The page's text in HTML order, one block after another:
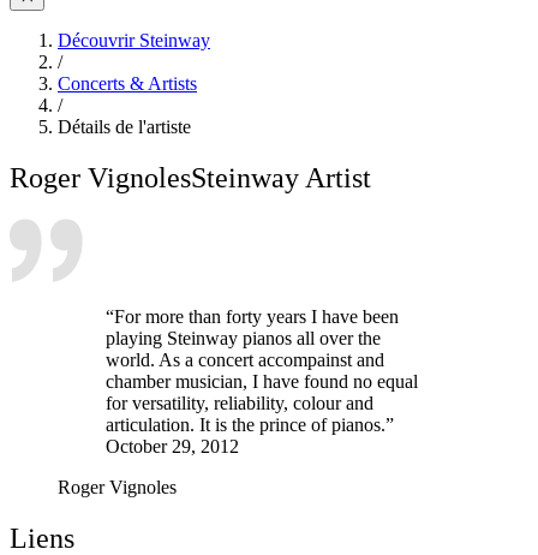
Découvrir Steinway
/
Concerts & Artists
/
Détails de l'artiste
Roger VignolesSteinway Artist
“For more than forty years I have been
playing Steinway pianos all over the
world. As a concert accompainst and
chamber musician, I have found no equal
for versatility, reliability, colour and
articulation. It is the prince of pianos.”
October 29, 2012
Roger Vignoles
Liens